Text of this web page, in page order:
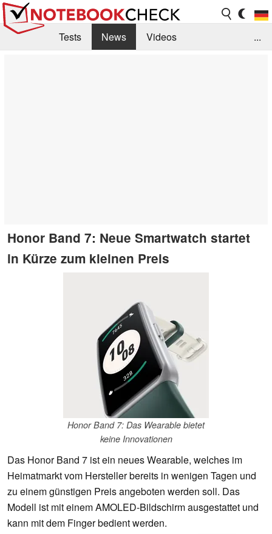
Tests News
Videos
...
Honor Band 7: Neue Smartwatch startet
in Kürze zum kleinen Preis
Honor Band 7: Das Wearable bietet
keine Innovationen
Das Honor Band 7 ist ein neues Wearable, welches im
Heimatmarkt vom Hersteller bereits in wenigen Tagen und
zu einem günstigen Preis angeboten werden soll. Das
Modell ist mit einem AMOLED-Bildschirm ausgestattet und
kann mit dem Finger bedient werden.